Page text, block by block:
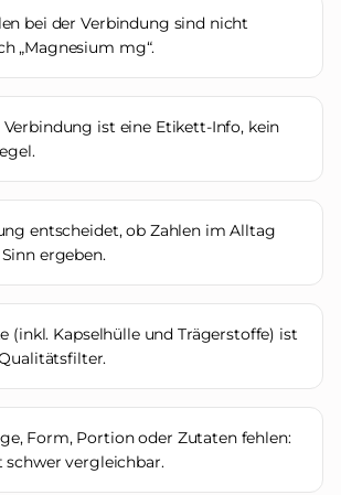
bei der Verbindung sind nicht
„Magnesium mg“.
ist eine Etikett-Info, kein
entscheidet, ob Zahlen im Alltag
ergeben.
(inkl. Kapselhülle und Trägerstoffe) ist
Form, Portion oder Zutaten fehlen:
schwer vergleichbar.